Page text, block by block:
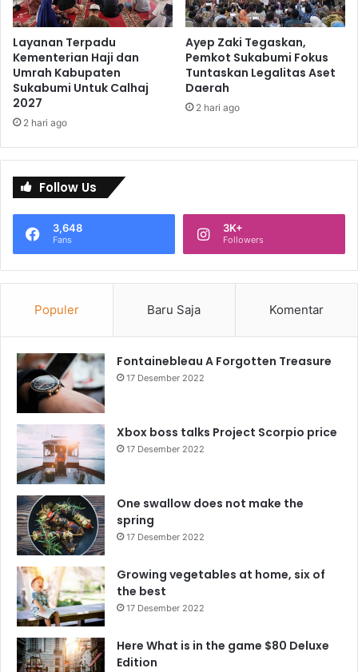
Layanan Terpadu
Kementerian Haji dan
Umrah Kabupaten
Sukabumi Untuk Calhaj
2027
2 hari ago
Ayep Zaki Tegaskan,
Pemkot Sukabumi Fokus
Tuntaskan Legalitas Aset
Daerah
2 hari ago
Follow Us
3,648
Fans
3K+
Followers
Populer Baru Saja Komentar
Fontainebleau A Forgotten Treasure
17 Desember 2022
Xbox boss talks Project Scorpio price
17 Desember 2022
One swallow does not make the
spring
17 Desember 2022
Growing vegetables at home, six of
the best
17 Desember 2022
Here What is in the game $80 Deluxe
Edition